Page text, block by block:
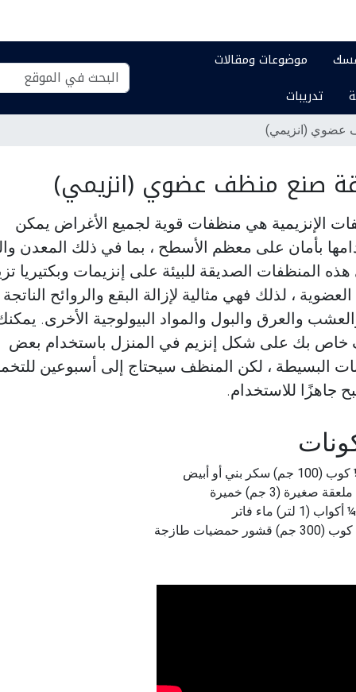
موضوعات ومقالات
تدريبات بحث
بحث
عضوي (انزيمي)
صنع منظف عضوي (انزيمي)
الإنزيمية هي منظفات قوية لجميع الأغراض يمكن
بأمان على معظم الأسطح ، بما في ذلك المعدن
المنظفات الصديقة للبيئة على إنزيمات وبكتيريا
العضوية ، لذلك فهي مثالية لإزالة البقع والروائح
والعرق والبول والمواد البيولوجية الأخرى.
بك على شكل إنزيم في المنزل باستخدام بعض
البسيطة ، لكن المنظف سيحتاج إلى أسبوعين
جاهزًا للاستخدام.
جم) سكر بني أو أبيض